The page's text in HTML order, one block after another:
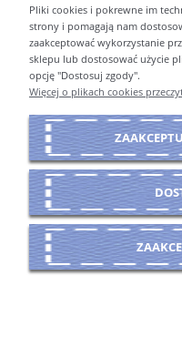
POKAŻ
Sklep
Pliki cookies i pokrewne im
strony i pomagają nam
zaakceptować wykorzystanie
sklepu lub dostosować użycie
opcję "Dostosuj zgody".
Więcej o plikach cookies